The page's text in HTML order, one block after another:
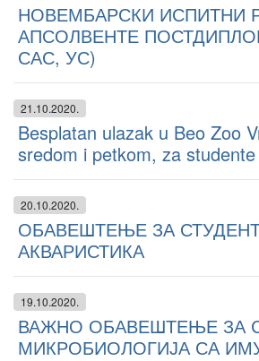
НОВЕМБАРСКИ ИСПИТНИ
АПСОЛВЕНТЕ
САС, УС)
21.10.2020.
Besplatan ulazak u Beo Zoo
sredom i petkom, za
20.10.2020.
ОБАВЕШТЕЊЕ ЗА
АКВАРИСТИКА
19.10.2020.
ВАЖНО ОБАВЕШТЕЊЕ ЗА
МИКРОБИОЛОГИЈА СА